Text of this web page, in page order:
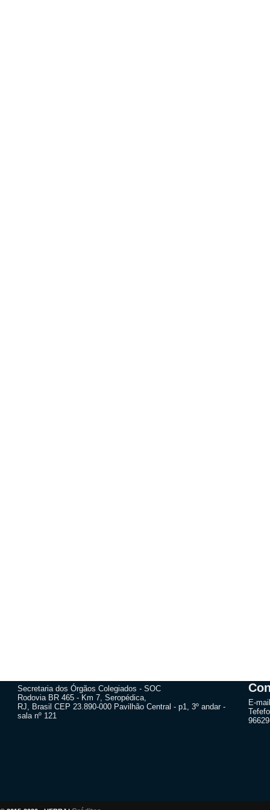
Secretaria dos Órgãos Colegiados - SOC
Rodovia BR 465 - Km 7, Seropédica,
RJ, Brasil CEP 23.890-000 Pavilhão Central - p1, 3º andar -
sala nº 121
E-